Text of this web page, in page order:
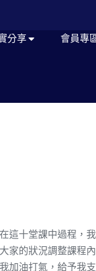
分享 會員專
這十堂課中過程，
家的狀況調整課程
加油打氣，給予我